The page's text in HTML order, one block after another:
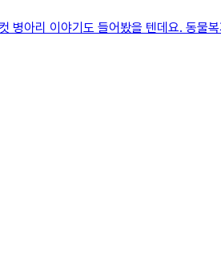
아리 이야기도 들어봤을 텐데요. 동물